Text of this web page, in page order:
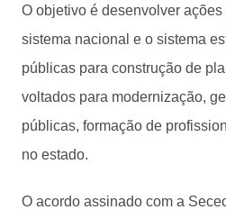
O objetivo é desenvolver
sistema nacional e o sistema
públicas para construção de
voltados para modernização,
públicas, formação de
no estado.
O acordo assinado com a